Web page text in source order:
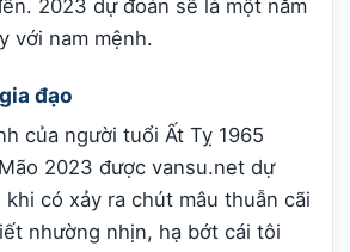
2023 dự đoán sẽ là một năm
với nam mệnh.
đạo
của người tuổi Ất Tỵ 1965
2023 được vansu.net dự
có xảy ra chút mâu thuẫn cãi
nhường nhịn, hạ bớt cái tôi